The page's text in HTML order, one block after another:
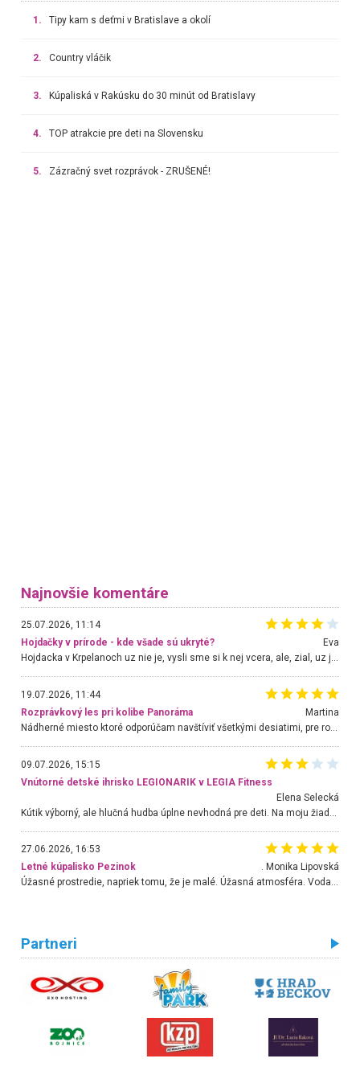
1. Tipy kam s deťmi v Bratislave a okolí
2. Country vláčik
3. Kúpaliská v Rakúsku do 30 minút od Bratislavy
4. TOP atrakcie pre deti na Slovensku
5. Zázračný svet rozprávok - ZRUŠENÉ!
Najnovšie komentáre
25.07.2026, 11:14
Hojdačky v prírode - kde všade sú ukryté?
Eva
Hojdacka v Krpelanoch uz nie je, vysli sme si k nej vcera, ale, zial, uz je znicena. Ak sem planujete cestu len kvoli hojdacke, mozete si ju usetrit. Krasny vyhlad je tu vsak aj bez hojdacky :-)
19.07.2026, 11:44
Rozprávkový les pri kolibe Panoráma
Martina
Nádherné miesto ktoré odporúčam navštíviť všetkými desiatimi, pre rodiny s deťmi, dôchodcom... Proste a jednoducho ozaj rozprávkový les.. určite ešte prídeme. Odniesli sme si na pamiatku krásne tričká,
09.07.2026, 15:15
Vnútorné detské ihrisko LEGIONARIK v LEGIA Fitness
Elena Selecká
27.06.2026, 16:53
Letné kúpalisko Pezinok
. Monika Lipovská
Úžasné prostredie, napriek tomu, že je malé. Úžasná atmosféra. Voda fantastická a nádherná. Ľudí je pomerne veľa, ale su mili a ohľaduplní. Je veľmi zaujímavé sledovať, ako dokážu spolu športovať cudzí ľudia a bez ohľadu na vek. Vládne tu pohoda. Vnuka neviem dostať z vody. Ďakujem za krásny deň . Urcite sa sem vrátim. Jediný problém je s parkovaním, ale aj ten sa mi podarilo vyriešiť. Monika Bratislava
Partneri